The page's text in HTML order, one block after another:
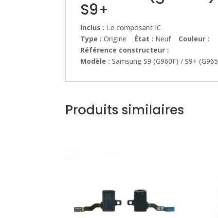
S9+
Inclus : Le composant IC
Type : Origine État : Neuf Couleur :
Référence constructeur :
Modèle :Samsung S9 (G960F) / S9+
Produits similaires